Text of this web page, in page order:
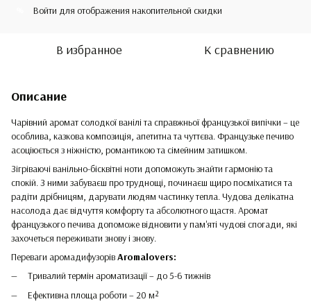
Войти для отображения накопительной скидки
В избранное К сравнению
Описание
Чарівний аромат солодкої ванілі та справжньої французької випічки – це
особлива, казкова композиція, апетитна та чуттєва. Французьке печиво
асоціюється з ніжністю, романтикою та сімейним затишком.
Зігріваючі ванільно-бісквітні ноти допоможуть знайти гармонію та
спокій. З ними забуваєш про труднощі, починаєш щиро посміхатися та
радіти дрібницям, дарувати людям частинку тепла. Чудова делікатна
насолода дає відчуття комфорту та абсолютного щастя. Аромат
французького печива допоможе відновити у пам'яті чудові спогади, які
захочеться переживати знову і знову.
Переваги аромадифузорівAromalovers:
Тривалий термін ароматизації – до 5-6 тижнів
Ефективна площа роботи – 20 м²